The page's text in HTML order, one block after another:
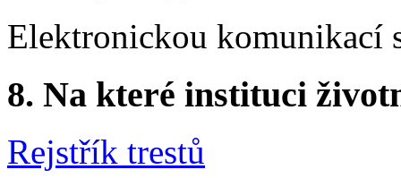
Elektronickou komunikací
8. Na které instituci
Rejstřík trestů